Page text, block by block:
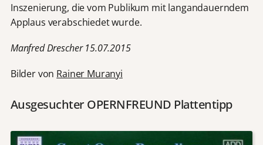
Inszenierung, die vom Publikum mit langandauerndem
Applaus verabschiedet wurde.
Manfred Drescher 15.07.2015
Bilder von Rainer Muranyi
Ausgesuchter OPERNFREUND Plattentipp